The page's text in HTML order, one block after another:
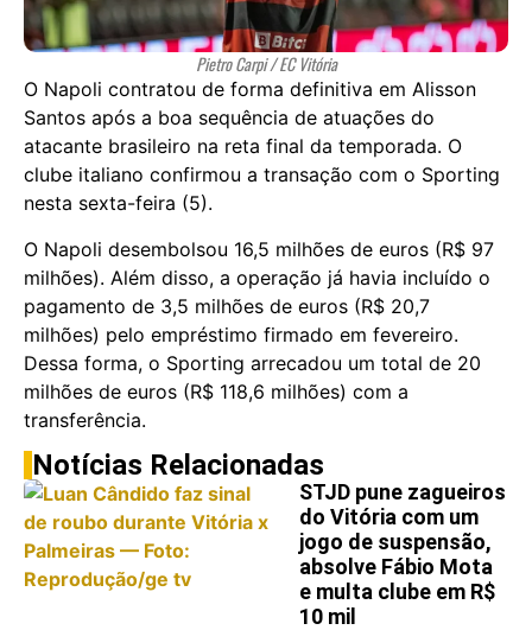
Pietro Carpi / EC Vitória
O Napoli contratou de forma definitiva em Alisson
Santos após a boa sequência de atuações do
atacante brasileiro na reta final da temporada. O
clube italiano confirmou a transação com o Sporting
nesta sexta-feira (5).
O Napoli desembolsou 16,5 milhões de euros (R$ 97
milhões). Além disso, a operação já havia incluído o
pagamento de 3,5 milhões de euros (R$ 20,7
milhões) pelo empréstimo firmado em fevereiro.
Dessa forma, o Sporting arrecadou um total de 20
milhões de euros (R$ 118,6 milhões) com a
transferência.
Notícias Relacionadas
STJD pune zagueiros
do Vitória com um
jogo de suspensão,
absolve Fábio Mota
e multa clube em R$
10 mil